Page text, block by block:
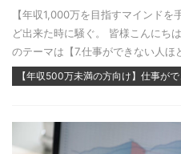
【年収1,000万を目指すマインド
ど出来た時に騒ぐ。 皆様こんにち
のテーマは【7.仕事ができない人
【年収500万未満の方向け】仕事が